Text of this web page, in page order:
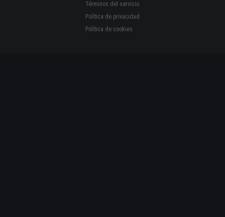
Términos del servicio
Política de privacidad
Política de cookies